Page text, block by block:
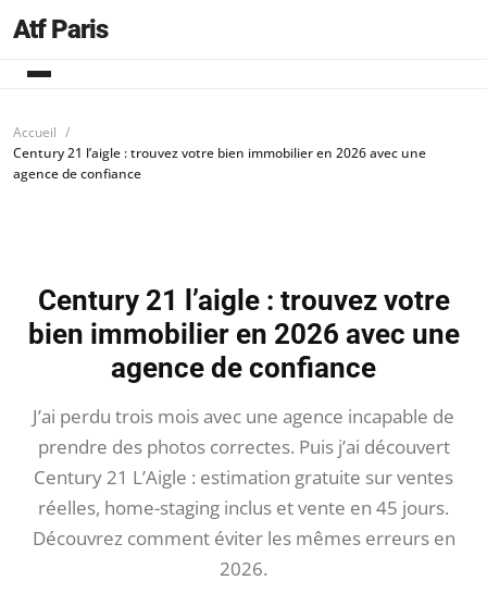
Atf Paris
Accueil
Century 21 l’aigle : trouvez votre bien immobilier en 2026 avec une
agence de confiance
Century 21 l’aigle : trouvez votre
bien immobilier en 2026 avec une
agence de confiance
J’ai perdu trois mois avec une agence incapable de
prendre des photos correctes. Puis j’ai découvert
Century 21 L’Aigle : estimation gratuite sur ventes
réelles, home-staging inclus et vente en 45 jours.
Découvrez comment éviter les mêmes erreurs en
2026.